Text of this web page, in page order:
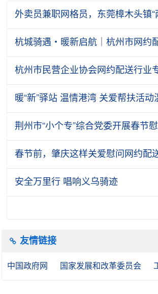
外卖员兼职网格员，东莞樟木头镇“
杭城骑遇・暖新启航｜杭州市网约
杭州市民营企业协会网约配送行业
暖“新”驿站 温情港湾 关爱帮扶活动
荆州市“小个专”综合党委开展春节
春节前，肇庆这样关爱慰问网约配
安全万里行 唱响义乌骑迹
友情链接
中国政府网 国家发展和改革委员会